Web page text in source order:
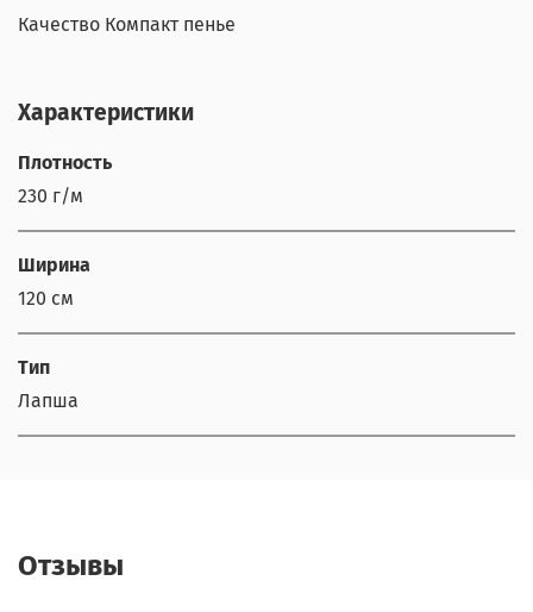
Качество Компакт пенье
Характеристики
Плотность
230 г/м
Ширина
120 см
Тип
Лапша
Отзывы